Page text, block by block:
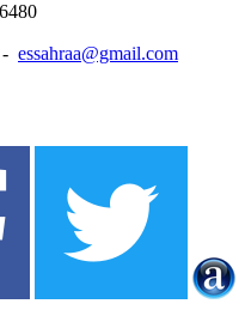
essahraa@gmail.com